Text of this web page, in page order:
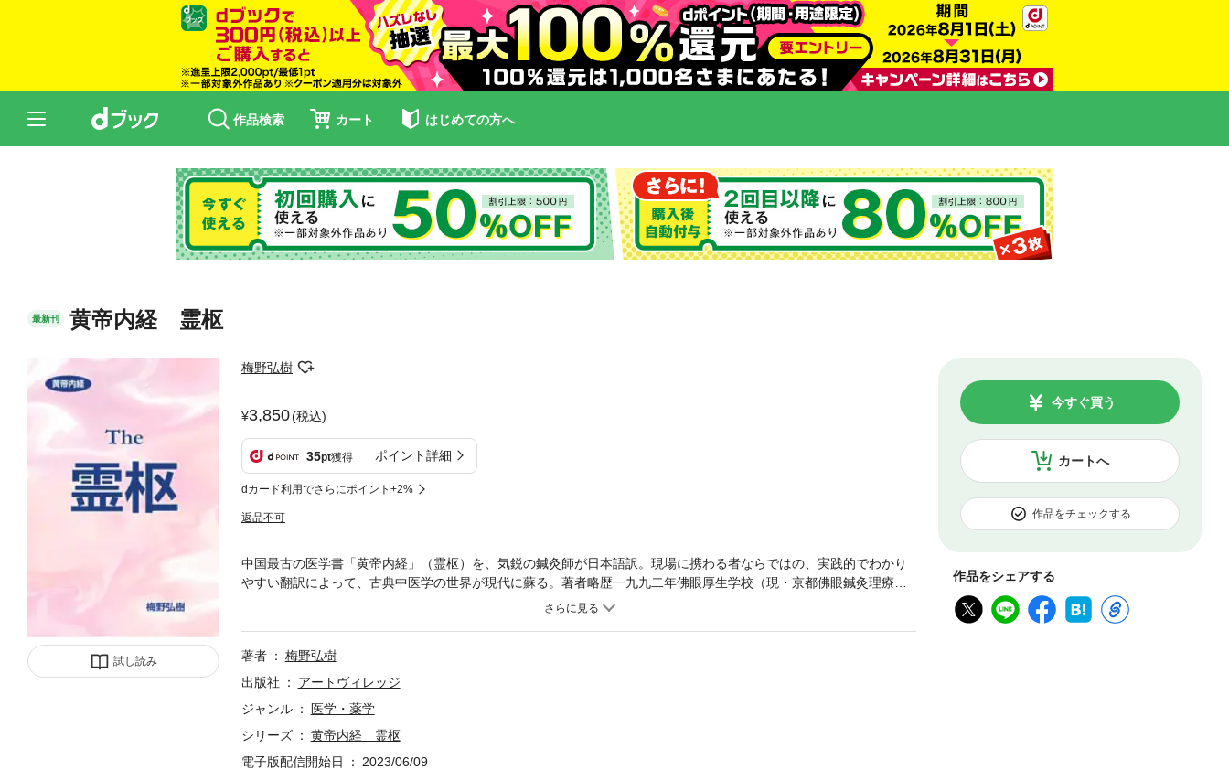
作品検索 カート はじめての方へ
最新刊 黄帝内経 霊枢
試し読み
梅野弘樹
3,850(税込)
35pt獲得 ポイント詳細
dカード利用でさらにポイント+2%
返品不可
カートへ
今すぐ買う
作品をチェックする
作品をシェアする
中国最古の医学書「黄帝内経」（霊枢）を、気鋭の鍼灸師が日本語訳。現場に携わる者ならではの、実践的でわかり
やすい翻訳によって、古典中医学の世界が現代に蘇る。著者略歴一九九二年佛眼厚生学校（現・京都佛眼鍼灸理療専
門学校）卒業 上海中医学院（現・上海中医薬大学）鍼灸研修修了 川井正久先生（元上海中医薬大学日本校校長）に師
問拝命 北京昕格来養生科技発展有限公司常務理事・医療技監拝命 潘瑞芹老師（元中日友好医院副院長・中国名医名術
大辞典の一人）に師事 株式会社東洋めでぃかるらぼ設立 世界中医薬学会連合会入会 二〇一六年世界中医薬学会連合
年四柱推命鑑定開設 二〇二二年公益社団法人全日本鍼灸マッサージ師会生涯研修講師登録 大津鍼灸マッサージ師会定
期学術研修会講師拝命 一般社団法人滋賀県鍼灸マッサージ師会ホームページ修正更新委員会（略称・ＭＵＣ）主任拝
命 一般社団法人滋賀県鍼灸マッサージ師会びわ湖マラソン医療救護班実行委員長拝命
著者
梅野弘樹
出版社
アートヴィレッジ
ジャンル
医学・薬学
シリーズ
黄帝内経 霊枢
電子版配信開始日
2023/06/09